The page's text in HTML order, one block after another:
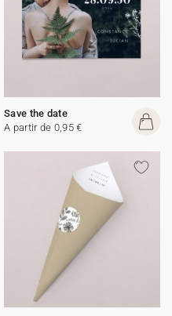
Save the date
A partir de 0,95 €